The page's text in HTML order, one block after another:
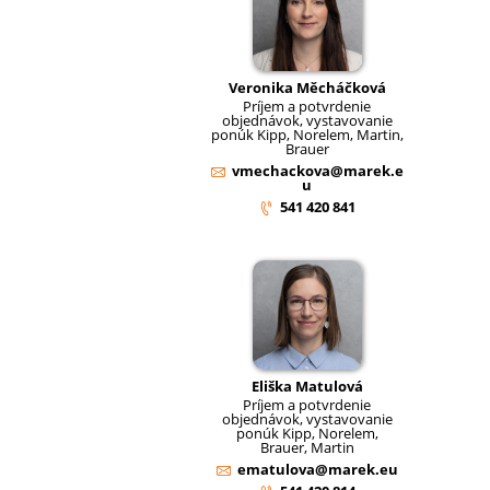
Veronika Měcháčková
Príjem a potvrdenie
objednávok, vystavovanie
ponúk Kipp, Norelem, Martin,
Brauer
vmechackova@marek.e
u
541 420 841
Eliška Matulová
Príjem a potvrdenie
objednávok, vystavovanie
ponúk Kipp, Norelem,
Brauer, Martin
ematulova@marek.eu